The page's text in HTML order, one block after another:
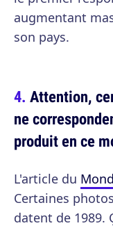
augmentant
son pays.
Attention,
ne
produit en ce
L'article du
Certaines
datent de 1989.